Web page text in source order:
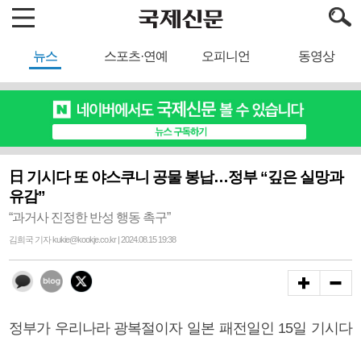
뉴스 스포츠·연예 오피니언 동영상
日 기시다 또 야스쿠니 공물 봉납…정부 “깊은 실망과
유감”
“과거사 진정한 반성 행동 촉구”
김희국 기자 kukie@kookje.co.kr | 2024.08.15 19:38
정부가 우리나라 광복절이자 일본 패전일인 15일 기시다